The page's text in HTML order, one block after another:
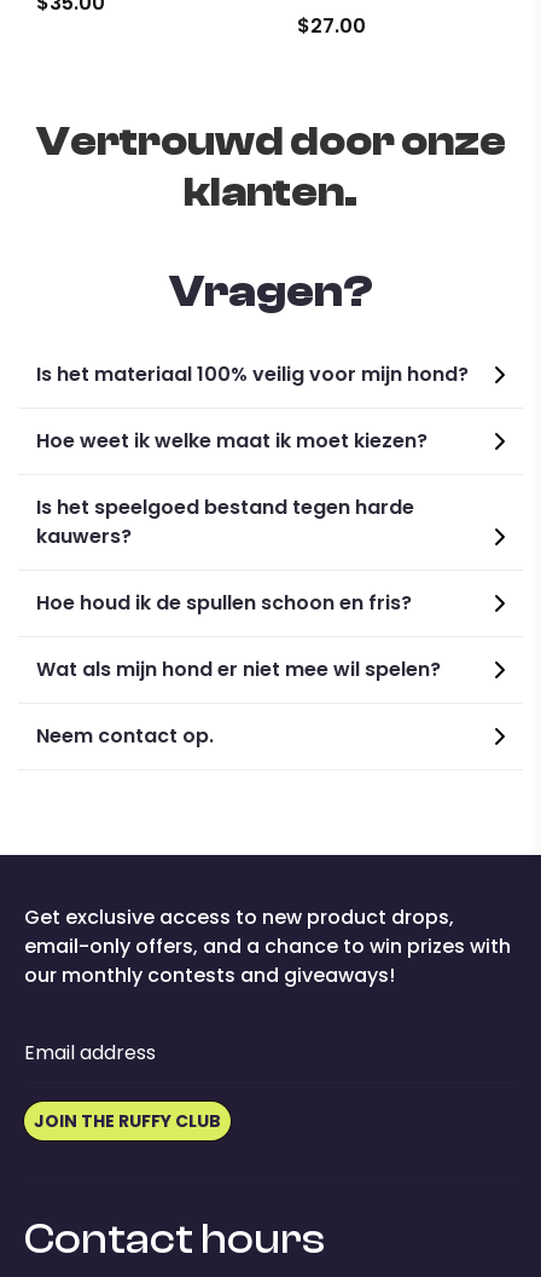
Material:Rubber
$27.00
Vertrouwd door onze
klanten.
Vragen?
Is het materiaal 100% veilig voor mijn hond?
Hoe weet ik welke maat ik moet kiezen?
Is het speelgoed bestand tegen harde
kauwers?
Hoe houd ik de spullen schoon en fris?
Wat als mijn hond er niet mee wil spelen?
Neem contact op.
Get exclusive access to new product drops,
email-only offers, and a chance to win prizes with
our monthly contests and giveaways!
Email address
JOIN THE RUFFY CLUB
Contact hours